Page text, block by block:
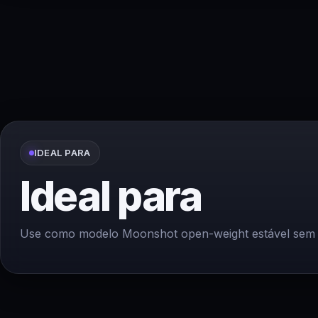
IDEAL PARA
Ideal para
Use como modelo Moonshot open-weight estável sem